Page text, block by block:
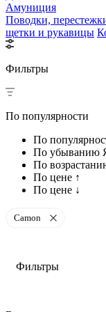
Амуниция
Поводки,
щетки и рукавицы
Фильтры
По популярности
По
По убыванию
По
По цене ↑
По цене ↓
Camon
Фильтры